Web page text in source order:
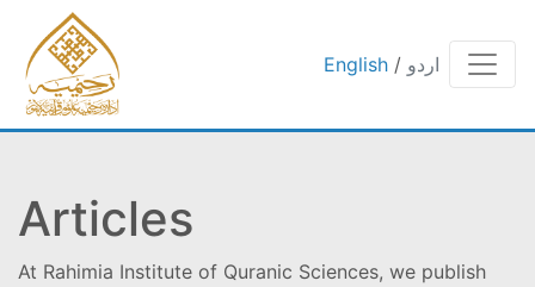
English / اردو
Articles
At Rahimia Institute of Quranic Sciences, we publish